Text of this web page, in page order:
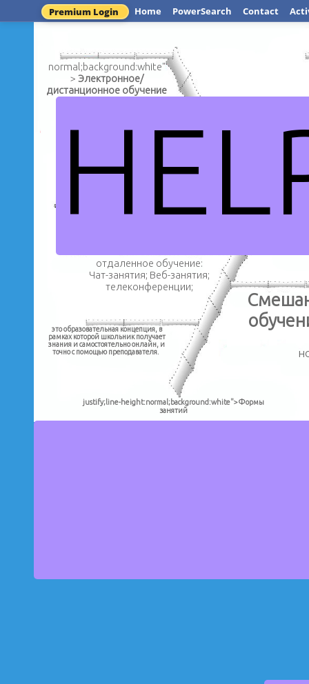
Premium Login Home PowerSearch Contact
normal;background:white"
> Электронное/
дистанционное обучение
justify;line-height:normal;background:white">Формы
занятий
отдаленное обучение:
Чат-занятия;
телеконференции;
это образовательная концепция, в
рамках которой школьник получает
знания и самостоятельно онлайн, и
точно с помощью преподавателя.
Измерять открытые